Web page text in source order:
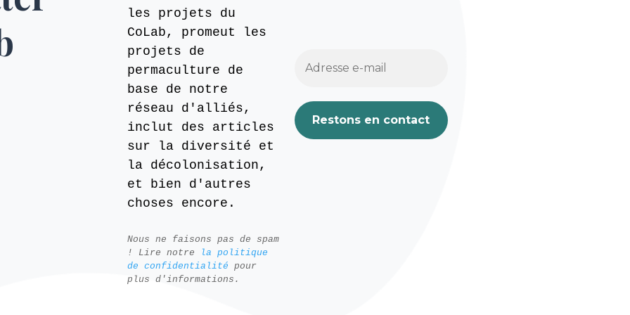
les projets du
CoLab, promeut les
projets de
permaculture de
base de notre
réseau d'alliés,
inclut des articles
sur la diversité et
la décolonisation,
et bien d'autres
choses encore.
Nous ne faisons pas de spam
! Lire notre
la politique
de confidentialité pour
plus d'informations.